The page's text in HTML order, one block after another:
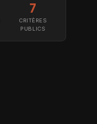
7
CRITÈRES
PUBLICS